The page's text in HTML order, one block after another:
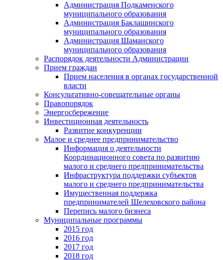
Администрация Подкаменского
муниципального образования
Администрация Баклашинского
муниципального образования
Администрация Шаманского
муниципального образования
Распорядок деятельности Администрации
Прием граждан
Прием населения в органах государственной
власти
Консультативно-совещательные органы
Правопорядок
Энергосбережение
Инвестиционная деятельность
Развитие конкуренции
Малое и среднее предпринимательство
Информация о деятельности
Координационного совета по развитию
малого и среднего предпринимательства
Инфраструктура поддержки субъектов
малого и среднего предпринимательства
Имущественная поддержка
предпринимателей Шелеховского района
Перепись малого бизнеса
Муниципальные программы
2015 год
2016 год
2017 год
2018 год